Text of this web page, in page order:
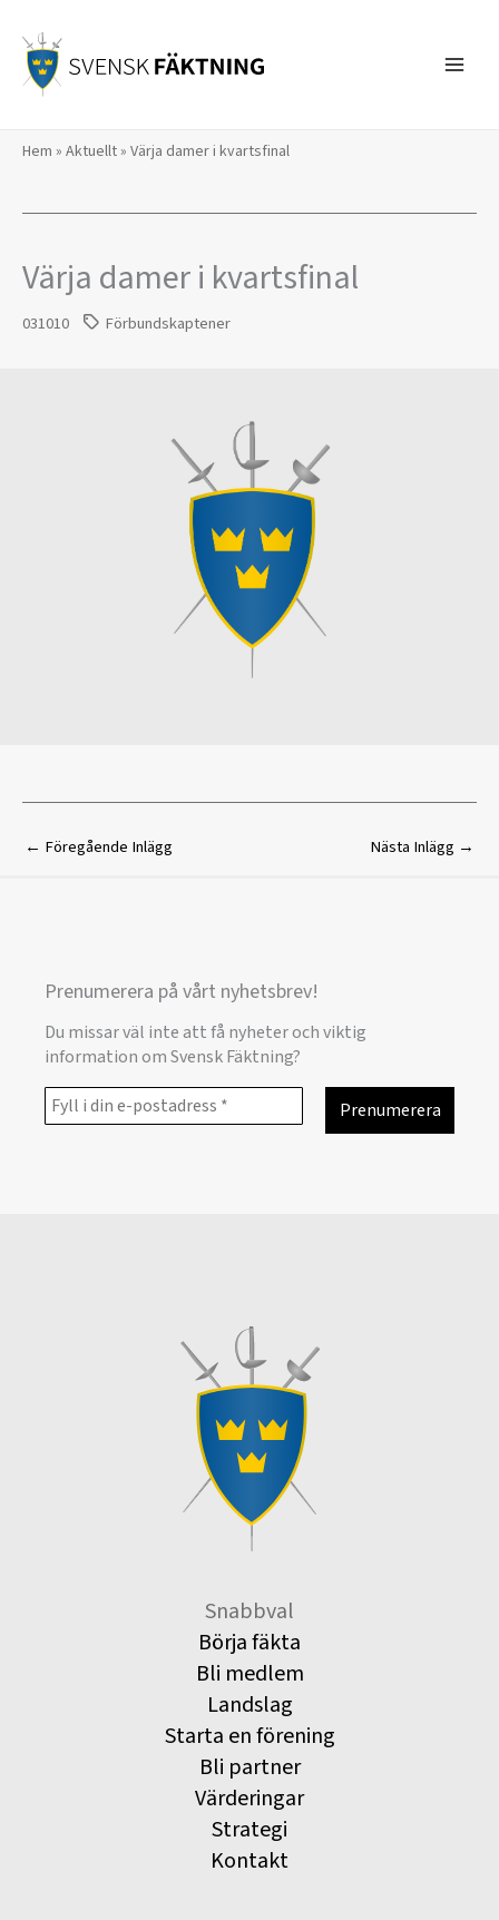
innehåll
Hem » Aktuellt» Värja damer i kvartsfinal
Värja damer i kvartsfinal
031010 Förbundskaptener
← Föregående Inlägg Nästa Inlägg →
Prenumerera på vårt nyhetsbrev!
Du missar väl inte att få nyheter och viktig
information om Svensk Fäktning?
Snabbval
Börja fäkta
Bli medlem
Landslag
Starta en förening
Bli partner
Värderingar
Strategi
Kontakt